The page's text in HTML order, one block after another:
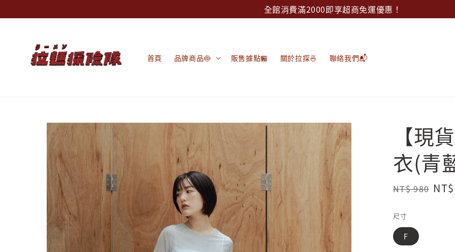
全館消費滿2000即享超商免運優惠！
首頁 品牌商品🍥 販售據點🏪 關於拉探🍜 聯絡我們📬
【現
衣(青
Regular
NT$ 980 Sale
尺寸
F